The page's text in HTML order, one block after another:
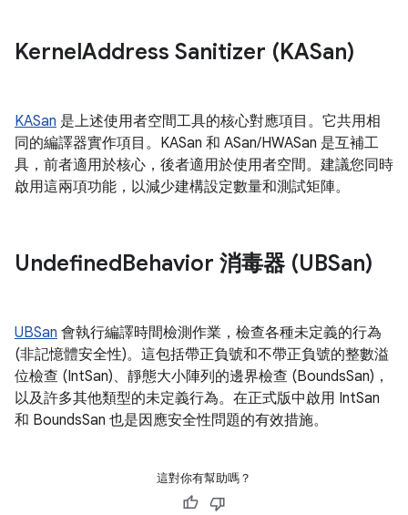
KernelAddress Sanitizer (KASan)
KASan 是上述使用者空間工具的核心對應項目。它共用相
同的編譯器實作項目。KASan 和 ASan/HWASan 是互補工
具，前者適用於核心，後者適用於使用者空間。建議您同時
啟用這兩項功能，以減少建構設定數量和測試矩陣。
UndefinedBehavior 消毒器 (UBSan)
UBSan 會執行編譯時間檢測作業，檢查各種未定義的行為
(非記憶體安全性)。這包括帶正負號和不帶正負號的整數溢
位檢查 (IntSan)、靜態大小陣列的邊界檢查 (BoundsSan)，
以及許多其他類型的未定義行為。在正式版中啟用 IntSan
和 BoundsSan 也是因應安全性問題的有效措施。
這對你有幫助嗎？